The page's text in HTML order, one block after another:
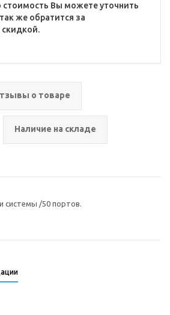
Вы можете уточнить
же обратится за
о товаре
Наличие на складе
системы /50 портов.